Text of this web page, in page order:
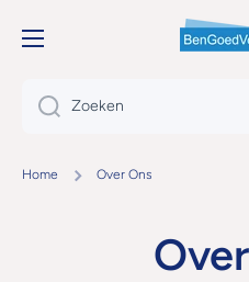
DOORGAAN NAAR ARTIKEL
Zoeken
Home Over Ons